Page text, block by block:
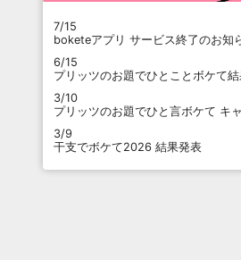
7/15
boketeアプリ サービス終了のお知
6/15
プリッツのお題でひとことボケて
3/10
プリッツのお題でひと言ボケて キ
3/9
干支でボケて2026 結果発表